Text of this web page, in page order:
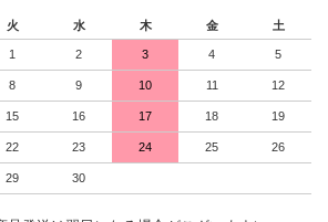
火 水 木 金 土
1 2 3 4 5
8 9 10 11 12
15 16 17 18 19
22 23 24 25 26
29 30